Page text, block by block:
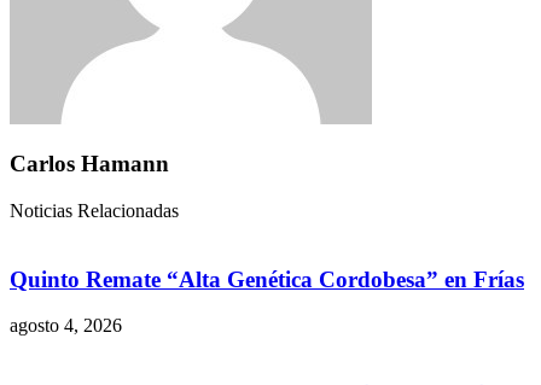
Carlos Hamann
Noticias Relacionadas
Quinto Remate “Alta Genética Cordobesa” en Frías
agosto 4, 2026